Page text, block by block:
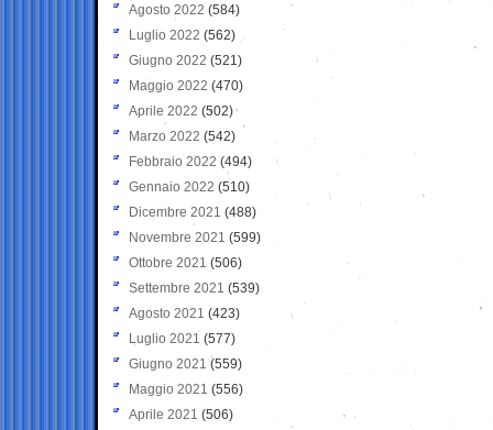
Agosto 2022 (584)
Luglio 2022 (562)
Giugno 2022 (521)
Maggio 2022 (470)
Aprile 2022 (502)
Marzo 2022 (542)
Febbraio 2022 (494)
Gennaio 2022 (510)
Dicembre 2021 (488)
Novembre 2021 (599)
Ottobre 2021 (506)
Settembre 2021 (539)
Agosto 2021 (423)
Luglio 2021 (577)
Giugno 2021(559)
Maggio 2021 (556)
Aprile 2021 (506)